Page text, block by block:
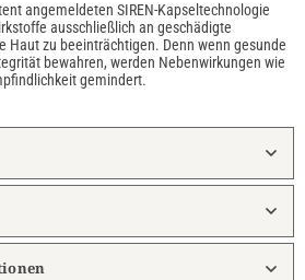
angemeldeten SIREN-Kapseltechnologie
ausschließlich an geschädigte
Haut zu beeinträchtigen. Denn wenn gesunde
bewahren, werden Nebenwirkungen wie
gemindert.